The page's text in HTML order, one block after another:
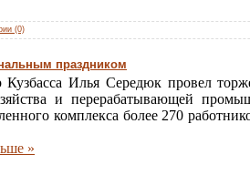
(0)
праздником
Кузбасса Илья Середюк провел
и перерабатывающей
комплекса более 270
»